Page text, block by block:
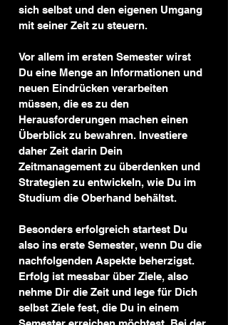
sich selbst und den eigenen Umgang
mit seiner Zeit zu steuern.
Vor allem im ersten Semester wirst
Du eine Menge an Informationen und
neuen Eindrücken verarbeiten
müssen, die es zu den
Herausforderungen machen einen
Überblick zu bewahren. Investiere
daher Zeit darin Dein
Zeitmanagement zu überdenken und
Strategien zu entwickeln, wie Du im
Studium die Oberhand behältst.
Besonders erfolgreich startest Du
also ins erste Semester, wenn Du die
nachfolgenden Aspekte beherzigst.
Erfolg ist messbar über Ziele, also
nehme Dir die Zeit und lege für Dich
selbst Ziele fest, die Du in einem